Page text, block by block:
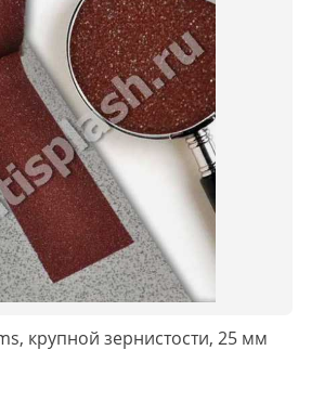
крупной зернистости, 25 мм